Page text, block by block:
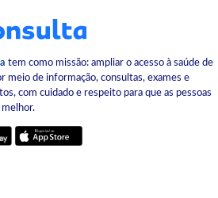
tem como missão: ampliar o acesso à saúde de
meio de informação, consultas, exames e
com cuidado e respeito para que as pessoas